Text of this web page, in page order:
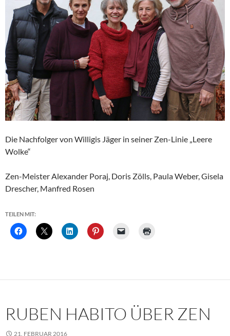
Die Nachfolger von Willigis Jäger in seiner Zen-Linie „Leere
Wolke“
Zen-Meister Alexander Poraj, Doris Zölls, Paula Weber, Gisela
Drescher, Manfred Rosen
TEILEN MIT:
RUBEN HABITO ÜBER ZEN
21. FEBRUAR 2016